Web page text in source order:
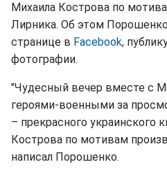
Михаила Кострова по
Лирника. Об этом
странице в Facebook,
фотографии.
"Чудесный вечер вместе с
героями-военными за
– прекрасного украинского
Кострова по мотивам
написал Порошенко.